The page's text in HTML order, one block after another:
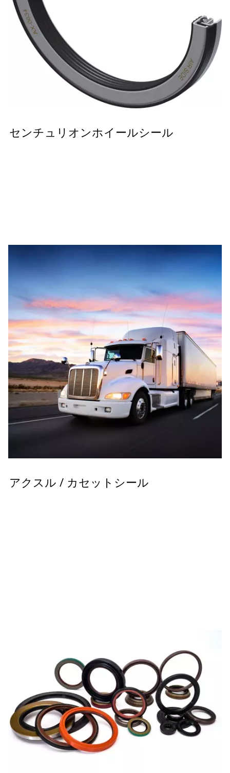
センチュリオンホイールシール
アクスル / カセットシール